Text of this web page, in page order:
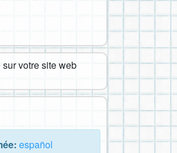
votre site web
español